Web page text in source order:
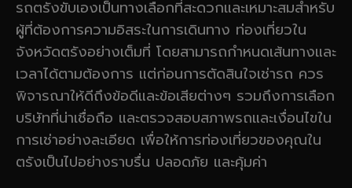
รถตรังขับเองเป็นทางเลือกที่สะดวกและเหมาะสมสำหรับ
ผู้ที่ต้องการความอิสระในการเดินทาง ท่องเที่ยวใน
จังหวัดตรังอย่างเต็มที่ โดยสามารถกำหนดเส้นทางและ
เวลาได้ตามต้องการ แต่ก่อนการตัดสินใจเช่ารถ ควร
พิจารณาให้ดีถึงข้อดีและข้อเสียต่างๆ รวมถึงการเลือก
บริษัทที่น่าเชื่อถือ และตรวจสอบสภาพรถและเงื่อนไขใน
การเช่าอย่างละเอียด เพื่อให้การท่องเที่ยวของคุณใน
ตรังเป็นไปอย่างราบรื่น ปลอดภัย และคุ้มค่า